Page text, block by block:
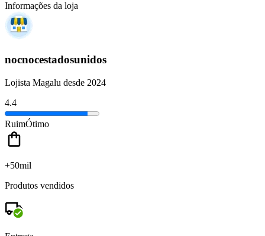
Informações da loja
nocnocestadosunidos
Lojista Magalu desde 2024
4.4
RuimÓtimo
+50mil
Produtos vendidos